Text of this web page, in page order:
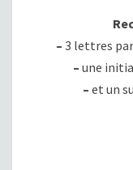
– 3 lettres
– une
– et un